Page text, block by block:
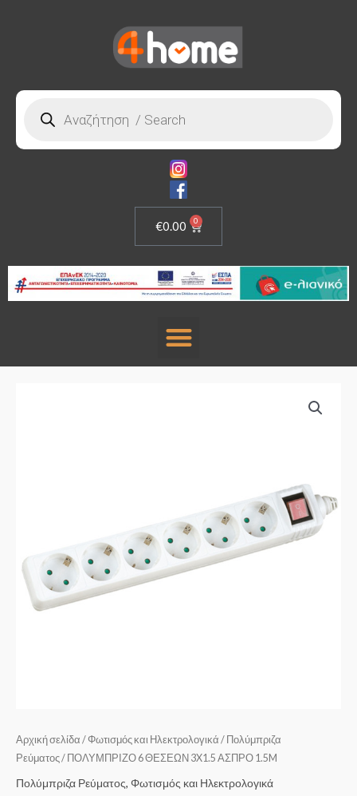
€0.00 0
Αρχική σελίδα /Φωτισμός και Ηλεκτρολογικά / Πολύμπριζα
Ρεύματος/ ΠΟΛΥΜΠΡΙΖΟ 6 ΘΕΣΕΩΝ 3X1.5 ΑΣΠΡΟ 1.5M
Πολύμπριζα Ρεύματος, Φωτισμός και Ηλεκτρολογικά